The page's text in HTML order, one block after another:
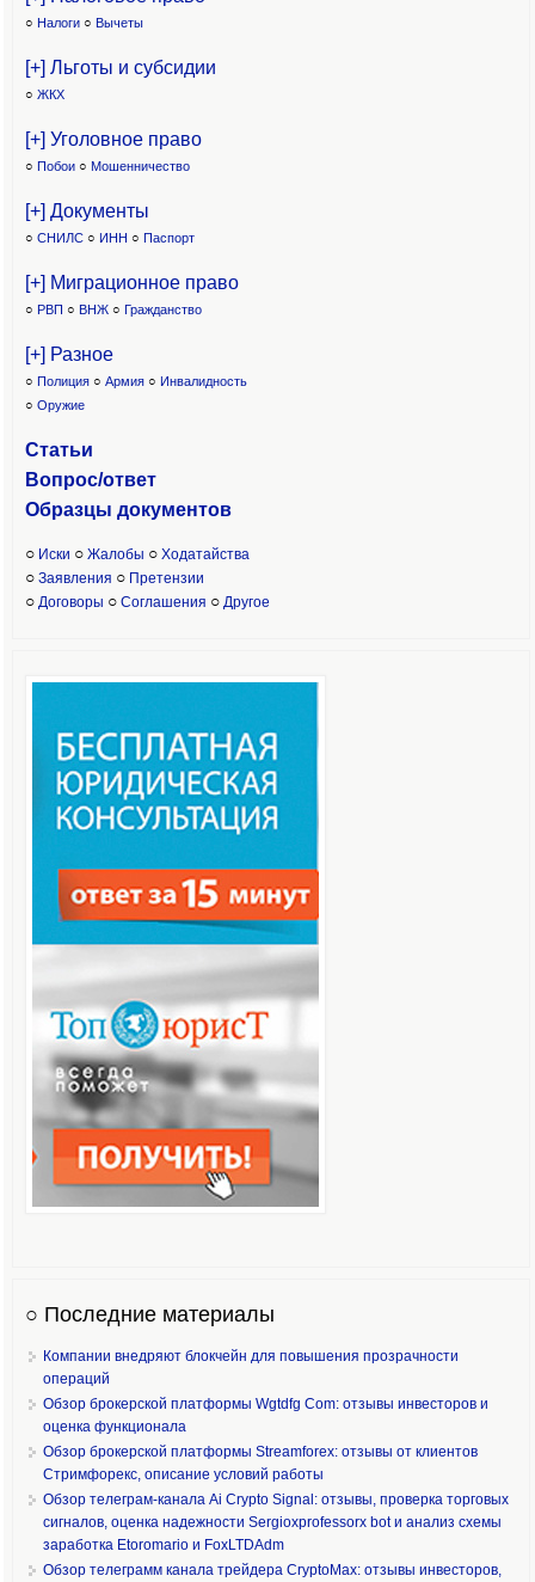
○ Налоги ○ Вычеты
[+] Льготы и субсидии
○ ЖКХ
[+] Уголовное право
○ Побои ○ Мошенничество
[+] Документы
○ СНИЛС ○ ИНН ○ Паспорт
[+] Миграционное право
○ РВП ○ ВНЖ ○ Гражданство
[+] Разное
○ Полиция ○ Армия ○ Инвалидность
○ Оружие
Статьи
Вопрос/ответ
Образцы документов
○ Иски ○ Жалобы ○ Ходатайства
○ Заявления ○ Претензии
○ Договоры ○ Соглашения ○ Другое
○ Последние материалы
Компании внедряют блокчейн для повышения прозрачности
операций
Обзор брокерской платформы Wgtdfg Com: отзывы инвесторов и
оценка функционала
Обзор брокерской платформы Streamforex: отзывы от клиентов
Стримфорекс, описание условий работы
Обзор телеграм-канала Ai Crypto Signal: отзывы, проверка торговых
сигналов, оценка надежности Sergioxprofessorx bot и анализ схемы
заработка Etoromario и FoxLTDAdm
Обзор телеграмм канала трейдера CryptoMax: отзывы инвесторов,